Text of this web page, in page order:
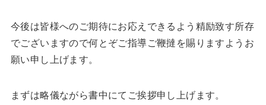
今後は皆様へのご期待にお応えできるよう精励致す所存
でございますので何とぞご指導ご鞭撻を賜りますようお
願い申し上げます。
まずは略儀ながら書中にてご挨拶申し上げます。